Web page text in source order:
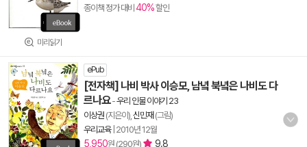
미리읽기
종이책 정가 대비 40%할인
ePub
[전자책] 나비 박사 이승모, 남녘 북녘은 나비도 다
르나요-우리 인물 이야기 23
이상권 (지은이), 신민재 (그림)
우리교육| 2010년 12월
5,950원 (290원) 9.8